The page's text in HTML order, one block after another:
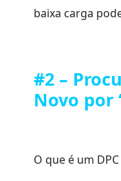
baixa carga
#2 –
Novo por
O que é um